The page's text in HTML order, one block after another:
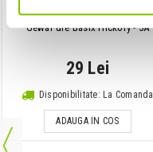
Bete de tobe
GewaPure Basix Hickory - 5A
29 Lei
Disponibilitate: La Comanda
ADAUGA IN COS